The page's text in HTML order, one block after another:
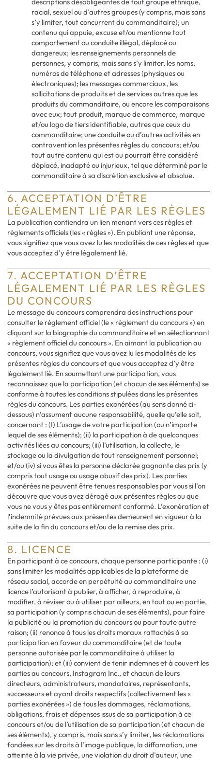
racial, sexuel ou d’autres groupes (y compris, mais sans
s’y limiter, tout concurrent du commanditaire); un
contenu qui appuie, excuse et/ou mentionne tout
comportement ou conduite illégal, déplacé ou
dangereux; les renseignements personnels de
personnes, y compris, mais sans s’y limiter, les noms,
numéros de téléphone et adresses (physiques ou
électroniques); les messages commerciaux, les
sollicitations de produits et de services autres que les
produits du commanditaire, ou encore les comparaisons
avec eux; tout produit, marque de commerce, marque
et/ou logo de tiers identifiable, autres que ceux du
commanditaire; une conduite ou d’autres activités en
contravention les présentes règles du concours; et/ou
tout autre contenu qui est ou pourrait être considéré
déplacé, inadapté ou injurieux, tel que déterminé par le
commanditaire à sa discrétion exclusive et absolue.
6. ACCEPTATION D’ÊTRE
LÉGALEMENT LIÉ PAR LES RÈGLES
La publication contiendra un lien menant vers ces règles et
règlements officiels (les « règles »). En publiant une réponse,
vous signifiez que vous avez lu les modalités de ces règles et que
vous acceptez d’y être légalement lié.
7. ACCEPTATION D’ÊTRE
LÉGALEMENT LIÉ PAR LES RÈGLES
DU CONCOURS
Le message du concours comprendra des instructions pour
consulter le règlement officiel (le « règlement du concours ») en
cliquant sur la biographie du commanditaire et en sélectionnant
« règlement officiel du concours ». En aimant la publication au
concours, vous signifiez que vous avez lu les modalités de les
présentes règles du concours et que vous acceptez d’y être
légalement lié. En soumettant une participation, vous
reconnaissez que la participation (et chacun de ses éléments) se
conforme à toutes les conditions stipulées dans les présentes
règles du concours. Les parties exonérées (au sens donné ci-
dessous) n’assument aucune responsabilité, quelle qu’elle soit,
concernant : (I) L’usage de votre participation (ou n’importe
lequel de ses éléments); (ii) la participation à de quelconques
activités liées au concours; (iii) l’utilisation, la collecte, le
stockage ou la divulgation de tout renseignement personnel;
et/ou (iv) si vous êtes la personne déclarée gagnante des prix (y
compris tout usage ou usage abusif des prix). Les parties
exonérées ne peuvent être tenues responsables par vous si l’on
découvre que vous avez dérogé aux présentes règles ou que
vous ne vous y êtes pas entièrement conformé. L’exonération et
l’indemnité prévues aux présentes demeurent en vigueur à la
suite de la fin du concours et/ou de la remise des prix.
8. LICENCE
En participant à ce concours, chaque personne participante : (i)
sans limiter les modalités applicables de la plateforme de
réseau social, accorde en perpétuité au commanditaire une
licence l’autorisant à publier, à afficher, à reproduire, à
modifier, à réviser ou à utiliser par ailleurs, en tout ou en partie,
sa participation (y compris chacun de ses éléments), pour faire
la publicité ou la promotion du concours ou pour toute autre
raison; (ii) renonce à tous les droits moraux rattachés à sa
participation en faveur du commanditaire (et de toute
personne autorisée par le commanditaire à utiliser la
participation); et (iii) convient de tenir indemnes et à couvert les
parties au concours, Instagram Inc., et chacun de leurs
directeurs, administrateurs, mandataires, représentants,
successeurs et ayant droits respectifs (collectivement les «
parties exonérées ») de tous les dommages, réclamations,
obligations, frais et dépenses issus de sa participation à ce
concours et/ou de l’utilisation de sa participation (et chacun de
ses éléments), y compris, mais sans s’y limiter, les réclamations
fondées sur les droits à l’image publique, la diffamation, une
atteinte à la vie privée, une violation du droit d’auteur, une